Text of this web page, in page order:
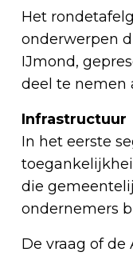
Het
onderwerpen
IJmond,
deel te nemen
Infrastructuur
In het eerste
die
ondernemers
De vraag of